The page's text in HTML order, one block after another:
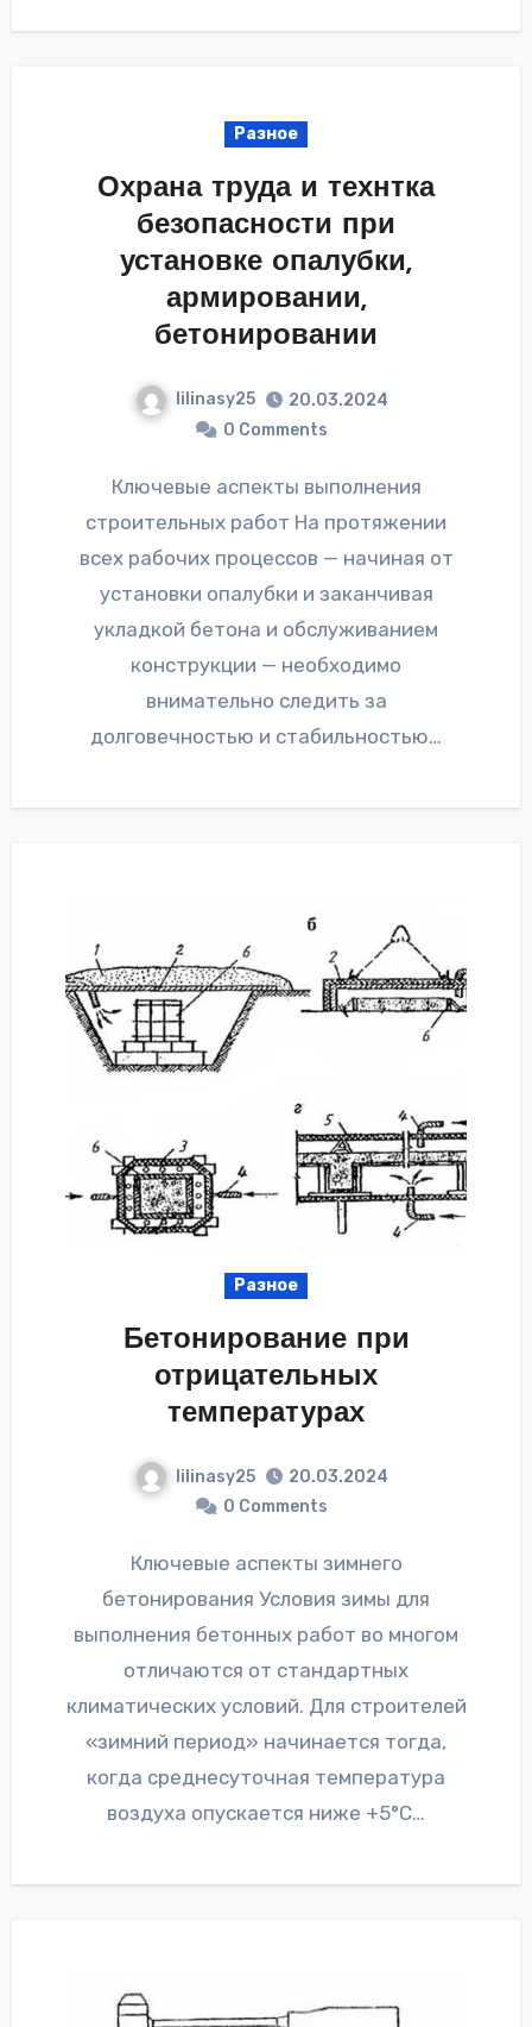
Разное
Охрана труда и технтка
безопасности при
установке опалубки,
армировании,
бетонировании
lilinasy25
20.03.2024
0 Comments
Ключевые аспекты выполнения
строительных работ На протяжении
всех рабочих процессов — начиная от
установки опалубки и заканчивая
укладкой бетона и обслуживанием
конструкции — необходимо
внимательно следить за
долговечностью и стабильностью…
Разное
Бетонирование при
отрицательных
температурах
lilinasy25
20.03.2024
0 Comments
Ключевые аспекты зимнего
бетонирования Условия зимы для
выполнения бетонных работ во многом
отличаются от стандартных
климатических условий. Для строителей
«зимний период» начинается тогда,
когда среднесуточная температура
воздуха опускается ниже +5°С…